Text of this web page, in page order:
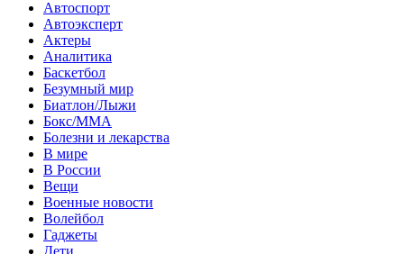
Автоспорт
Автоэксперт
Актеры
Аналитика
Баскетбол
Безумный мир
Биатлон/Лыжи
Бокс/MMA
Болезни и лекарства
В мире
В России
Вещи
Военные новости
Волейбол
Гаджеты
Дети